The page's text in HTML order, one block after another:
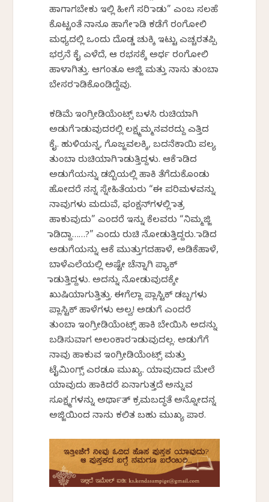
ಹಾಗಾಗಬೇಕು ಇಲ್ಲಿ ಹೀಗೆ ಸರಿ ಮಾಡು” ಎಂಬ ಸಲಹೆ
ಕೊಟ್ಟಂತೆ ನಾನೂ ಹಾಗೇ ಮಾಡಿ ಕಡೆಗೆ ರಂಗೋಲಿ
ಮಧ್ಯದಲ್ಲಿ ಒಂದು ದೊಡ್ಡ ಚುಕ್ಕಿ ಇಟ್ಟು ಎಚ್ಚರತಪ್ಪಿ
ಭರ್ರನೆ ಕೈ ಎಳೆದೆ, ಆ ರಭಸಕ್ಕೆ ಅರ್ಧ ರಂಗೋಲಿ
ಹಾಳಾಗಿತ್ತು. ಆಗಂತೂ ಅಜ್ಜಿ ಮತ್ತು ನಾನು ತುಂಬಾ
ಬೇಸರ ಮಾಡಿಕೊಂಡಿದ್ದೆವು.
ಕಡಿಮೆ ಇಂಗ್ರೀಡಿಯೆಂಟ್ಸ್ ಬಳಸಿ ರುಚಿಯಾಗಿ
ಅಡುಗೆ ಮಾಡುವುದರಲ್ಲಿ ಲಕ್ಷ್ಮಮ್ಮನವರದ್ದು ಎತ್ತಿದ
ಕೈ. ಹುಳಿಯನ್ನ, ಗೊಜ್ಜವಲಕ್ಕಿ, ಬದನೆಕಾಯಿ ಪಲ್ಯ
ತುಂಬಾ ರುಚಿಯಾಗಿ ಮಾಡುತ್ತಿದ್ದಳು. ಆಕೆ ಮಾಡಿದ
ಅಡುಗೆಯನ್ನು ಡಬ್ಬಿಯಲ್ಲಿ ಹಾಕಿ ತೆಗೆದುಕೊಂಡು
ಹೋದರೆ ನನ್ನ ಸ್ನೇಹಿತೆಯರು “ಈ ಪರಿಮಳವನ್ನು
ನಾವುಗಳು ಮದುವೆ, ಫಂಕ್ಷನ್‌ಗಳಲ್ಲಿ ಮಾತ್ರ
ಹಾಕುವುದು” ಎಂದರೆ ಇನ್ನು ಕೆಲವರು “ನಿಮ್ಮಜ್ಜಿ
ಮಾಡಿದ್ದಾ……?” ಎಂದು ರುಚಿ ನೋಡುತ್ತಿದ್ದರು. ಮಾಡಿದ
ಅಡುಗೆಯನ್ನು ಆಕೆ ಮುತ್ತುಗದಹಾಳೆ, ಅಡಿಕೆಹಾಳೆ,
ಬಾಳೆಎಲೆಯಲ್ಲಿ ಅಷ್ಟೇ ಚೆನ್ನಾಗಿ ಪ್ಯಾಕ್
ಮಾಡುತ್ತಿದ್ದಳು. ಅದನ್ನು ನೋಡುವುದಕ್ಕೇ
ಖುಷಿಯಾಗುತ್ತಿತ್ತು. ಈಗೆಲ್ಲಾ ಪ್ಲಾಸ್ಟಿಕ್ ಡಬ್ಬಗಳು
ಪ್ಲಾಸ್ಟಿಕ್ ಹಾಳೆಗಳು ಅಲ್ವ! ಅಡುಗೆ ಎಂದರೆ
ತುಂಬಾ ಇಂಗ್ರೀಡಿಯೆಂಟ್ಸ್ ಹಾಕಿ ಬೇಯಿಸಿ ಅದನ್ನು
ಬಡಿಸುವಾಗ ಅಲಂಕಾರ ಮಾಡುವುದಲ್ಲ. ಅಡುಗೆಗೆ
ನಾವು ಹಾಕುವ ಇಂಗ್ರೀಡಿಯೆಂಟ್ಸ್ ಮತ್ತು
ಟೈಮಿಂಗ್ಸ್ ಎರಡೂ ಮುಖ್ಯ. ಯಾವುದಾದ ಮೇಲೆ
ಯಾವುದು ಹಾಕಿದರೆ ಏನಾಗುತ್ತದೆ ಅನ್ನುವ
ಸೂಕ್ಷ್ಮಗಳನ್ನು ಅರ್ಥಾತ್ ಕ್ರಮಬದ್ಧತೆ ಅನ್ನೋದನ್ನ
ಅಜ್ಜಿಯಿಂದ ನಾನು ಕಲಿತ ಬಹು ಮುಖ್ಯ ಪಾಠ.